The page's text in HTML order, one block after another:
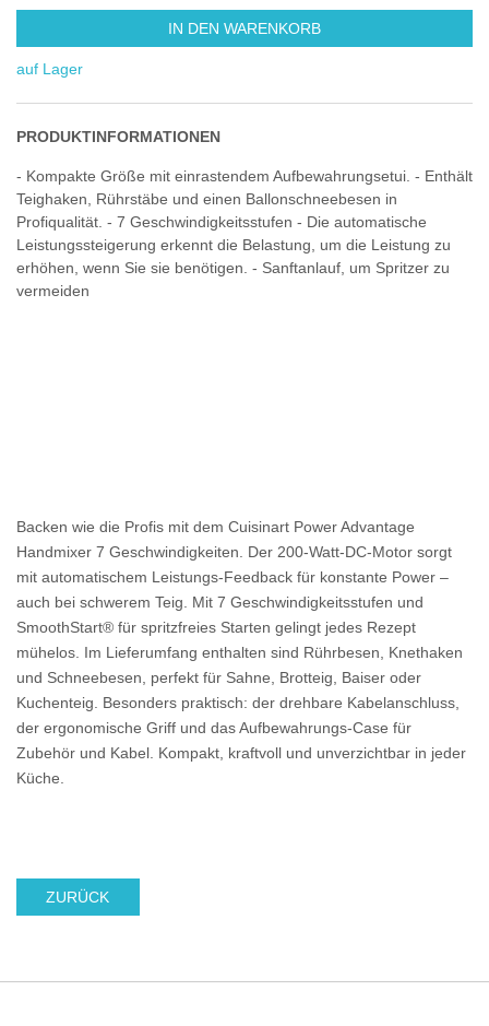
IN DEN WARENKORB
auf Lager
PRODUKTINFORMATIONEN
- Kompakte Größe mit einrastendem Aufbewahrungsetui. - Enthält
Teighaken, Rührstäbe und einen Ballonschneebesen in
Profiqualität. - 7 Geschwindigkeitsstufen - Die automatische
Leistungssteigerung erkennt die Belastung, um die Leistung zu
erhöhen, wenn Sie sie benötigen. - Sanftanlauf, um Spritzer zu
vermeiden
Backen wie die Profis mit dem Cuisinart Power Advantage
Handmixer 7 Geschwindigkeiten. Der 200-Watt-DC-Motor sorgt
mit automatischem Leistungs-Feedback für konstante Power –
auch bei schwerem Teig. Mit 7 Geschwindigkeitsstufen und
SmoothStart® für spritzfreies Starten gelingt jedes Rezept
mühelos. Im Lieferumfang enthalten sind Rührbesen, Knethaken
und Schneebesen, perfekt für Sahne, Brotteig, Baiser oder
Kuchenteig. Besonders praktisch: der drehbare Kabelanschluss,
der ergonomische Griff und das Aufbewahrungs-Case für
Zubehör und Kabel. Kompakt, kraftvoll und unverzichtbar in jeder
Küche.
ZURÜCK